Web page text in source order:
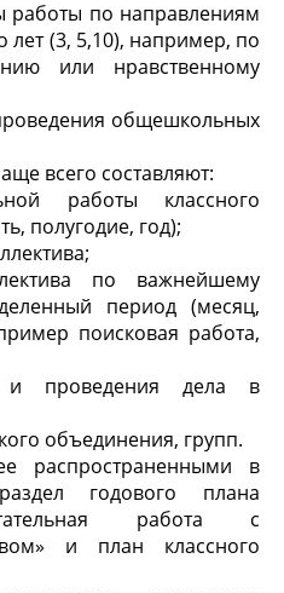
по направлениям
лет (3, 5,10), например, по
или нравственному
общешкольных
всего составляют:
работы классного
полугодие, год);
по важнейшему
период (месяц,
поисковая работа,
проведения дела в
объединения, групп.
распространенными в
годового плана
работа с
и план классного